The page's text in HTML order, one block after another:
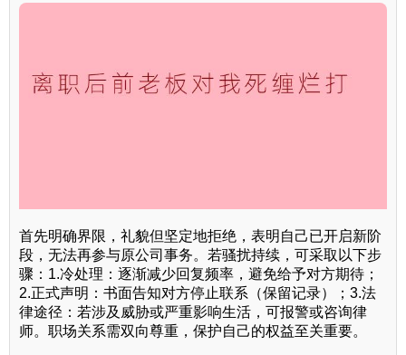
首先明确界限，礼貌但坚定地拒绝，表明自己已开启新阶
段，无法再参与原公司事务。若骚扰持续，可采取以下步
骤：1.冷处理：逐渐减少回复频率，避免给予对方期待；
2.正式声明：书面告知对方停止联系（保留记录）；3.法
律途径：若涉及威胁或严重影响生活，可报警或咨询律
师。职场关系需双向尊重，保护自己的权益至关重要。